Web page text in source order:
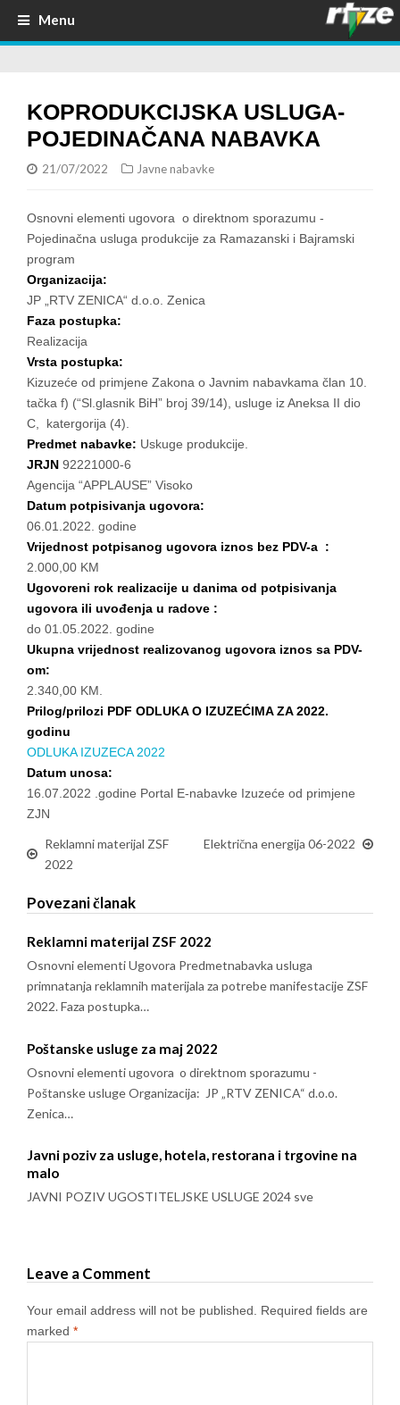
Menu
KOPRODUKCIJSKA USLUGA-
POJEDINAČANA NABAVKA
21/07/2022 Javne nabavke
Osnovni elementi ugovora o direktnom sporazumu -
Pojedinačna usluga produkcije za Ramazanski i Bajramski
program
Organizacija:
JP „RTV ZENICA“ d.o.o. Zenica
Faza postupka:
Realizacija
Vrsta postupka:
Kizuzeće od primjene Zakona o Javnim nabavkama član 10.
tačka f) (“Sl.glasnik BiH” broj 39/14), usluge iz Aneksa II dio
C, katergorija (4).
Predmet nabavke: Uskuge produkcije.
JRJN 92221000-6
Agencija “APPLAUSE” Visoko
Datum potpisivanja ugovora:
06.01.2022. godine
Vrijednost potpisanog ugovora iznos bez PDV-a :
2.000,00 KM
Ugovoreni rok realizacije u danima od potpisivanja
ugovora ili uvođenja u radove :
do 01.05.2022. godine
Ukupna vrijednost realizovanog ugovora iznos sa PDV-
om:
2.340,00 KM.
Prilog/prilozi PDF ODLUKA O IZUZEĆIMA ZA 2022.
godinu
ODLUKA IZUZECA 2022
Datum unosa:
16.07.2022 .godine Portal E-nabavke Izuzeće od primjene
ZJN
Reklamni materijal ZSF
2022
Električna energija 06-2022
Povezani članak
Reklamni materijal ZSF 2022
Osnovni elementi Ugovora Predmetnabavka usluga
primnatanja reklamnih materijala za potrebe manifestacije ZSF
2022. Faza postupka…
Poštanske usluge za maj 2022
Osnovni elementi ugovora o direktnom sporazumu -
Poštanske usluge Organizacija: JP „RTV ZENICA“ d.o.o.
Zenica…
Javni poziv za usluge, hotela, restorana i trgovine na
malo
JAVNI POZIV UGOSTITELJSKE USLUGE 2024 sve
Leave a Comment
Your email address will not be published.
Required fields are
marked *